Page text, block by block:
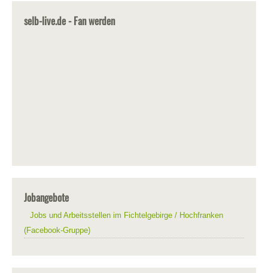
selb-live.de - Fan werden
Jobangebote
Jobs und Arbeitsstellen im Fichtelgebirge / Hochfranken
(Facebook-Gruppe)